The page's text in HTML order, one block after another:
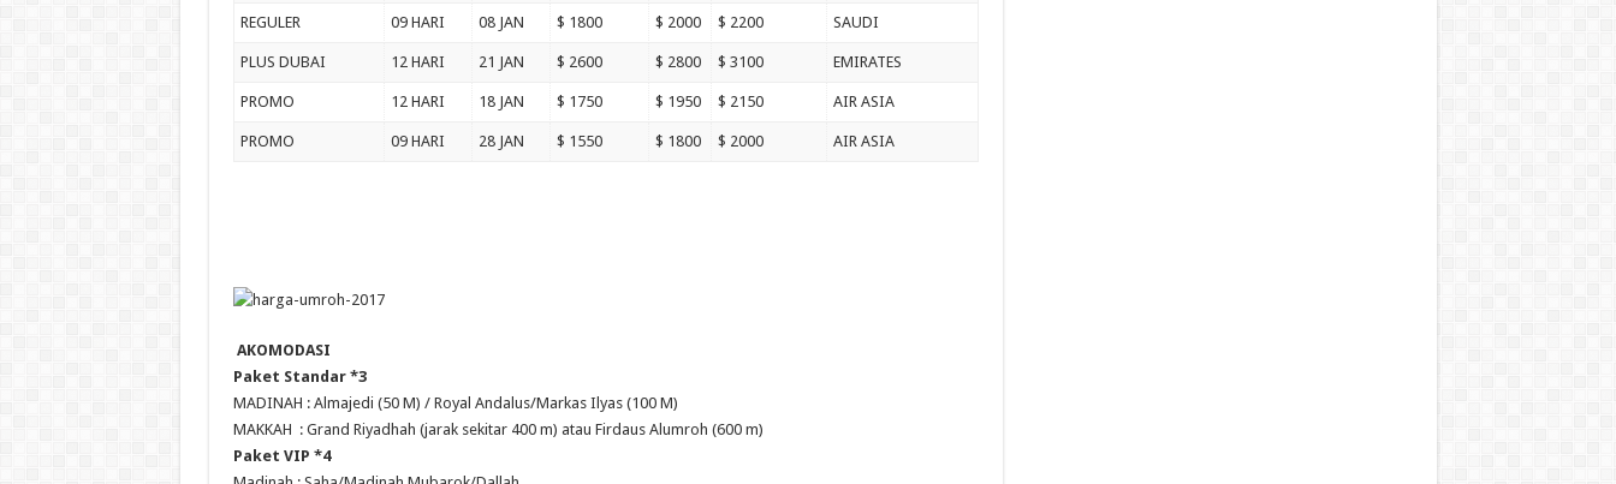
REGULER 09 HARI 08 JAN $ 1800 $ 2000 $ 2200 SAUDI
PLUS DUBAI 12 HARI 21 JAN $ 2600 $ 2800 $ 3100 EMIRATES
PROMO 12 HARI 18 JAN $ 1750 $ 1950 $ 2150 AIR ASIA
PROMO 09 HARI 28 JAN $ 1550 $ 1800 $ 2000 AIR ASIA
AKOMODASI
Paket Standar *3
MADINAH : Almajedi (50 M) / Royal Andalus/Markas Ilyas (100 M)
MAKKAH : Grand Riyadhah (jarak sekitar 400 m) atau Firdaus Alumroh (600 m)
Paket VIP *4